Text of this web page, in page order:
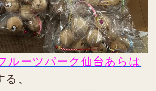
ルーツパーク仙台あらは
、